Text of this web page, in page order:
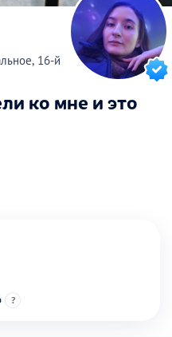
16-й
ко мне и это
?